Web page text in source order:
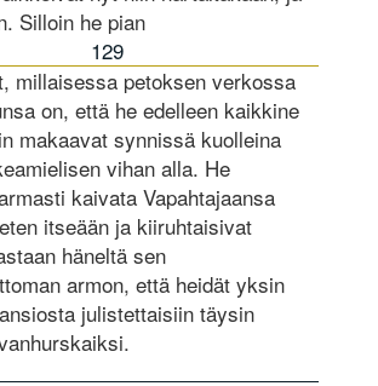
Silloin he pian
129
millaisessa petoksen verkossa
on, että he edelleen kaikkine
makaavat synnissä kuolleina
vihan alla. He
kaivata Vapahtajaansa
itseään ja kiiruhtaisivat
häneltä sen
armon, että heidät yksin
julistettaisiin täysin